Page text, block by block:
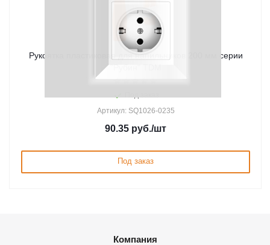
Рукоятка пластиковая для напильников 200 мм серии
Артикул: SQ1026-0235
90.35 руб./шт
Под заказ
Компания